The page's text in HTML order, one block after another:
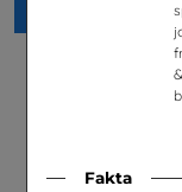
Fakta
Beställ